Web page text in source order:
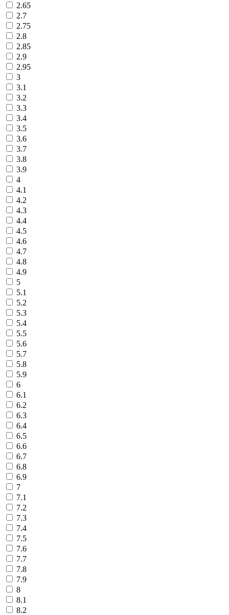
2.65
2.7
2.75
2.8
2.85
2.9
2.95
3
3.1
3.2
3.3
3.4
3.5
3.6
3.7
3.8
3.9
4
4.1
4.2
4.3
4.4
4.5
4.6
4.7
4.8
4.9
5
5.1
5.2
5.3
5.4
5.5
5.6
5.7
5.8
5.9
6
6.1
6.2
6.3
6.4
6.5
6.6
6.7
6.8
6.9
7
7.1
7.2
7.3
7.4
7.5
7.6
7.7
7.8
7.9
8
8.1
8.2